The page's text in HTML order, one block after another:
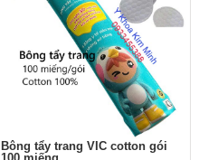
Bông tẩy trang VIC cotton gói